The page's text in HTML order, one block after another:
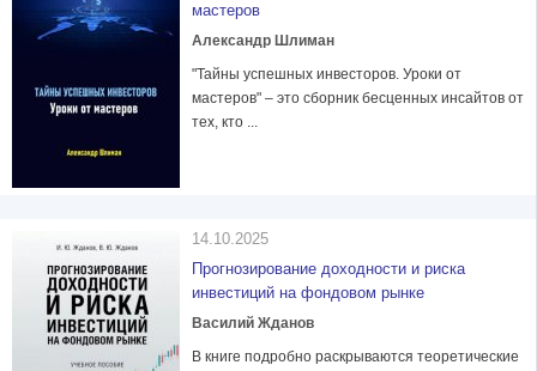
мастеров
Александр Шлиман
"Тайны успешных инвесторов. Уроки от
мастеров" – это сборник бесценных инсайтов от
тех, кто ...
14.10.2025
Прогнозирование доходности и риска
инвестиций на фондовом рынке
Василий Жданов
В книге подробно раскрываются теоретические